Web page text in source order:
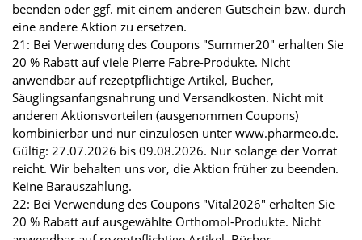
beenden oder ggf. mit einem anderen Gutschein bzw. durch
eine andere Aktion zu ersetzen.
21: Bei Verwendung des Coupons "Summer20" erhalten Sie
20 % Rabatt auf viele Pierre Fabre-Produkte. Nicht
anwendbar auf rezeptpflichtige Artikel, Bücher,
Säuglingsanfangsnahrung und Versandkosten. Nicht mit
anderen Aktionsvorteilen (ausgenommen Coupons)
kombinierbar und nur einzulösen unter www.pharmeo.de.
Gültig: 27.07.2026 bis 09.08.2026. Nur solange der Vorrat
reicht. Wir behalten uns vor, die Aktion früher zu beenden.
Keine Barauszahlung.
22: Bei Verwendung des Coupons "Vital2026" erhalten Sie
20 % Rabatt auf ausgewählte Orthomol-Produkte. Nicht